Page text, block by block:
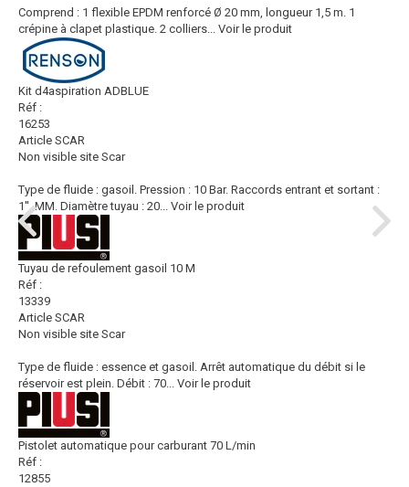
Comprend : 1 flexible EPDM renforcé Ø 20 mm, longueur 1,5 m. 1
crépine à clapet plastique. 2 colliers... Voir le produit
Kit d4aspiration ADBLUE
Réf :
16253
Article SCAR
Non visible site Scar
Type de fluide : gasoil. Pression : 10 Bar. Raccords entrant et sortant :
1'', MM. Diamètre tuyau : 20... Voir le produit
Tuyau de refoulement gasoil 10 M
Réf :
13339
Article SCAR
Non visible site Scar
Type de fluide : essence et gasoil. Arrêt automatique du débit si le
réservoir est plein. Débit : 70... Voir le produit
Pistolet automatique pour carburant 70 L/min
Réf :
12855